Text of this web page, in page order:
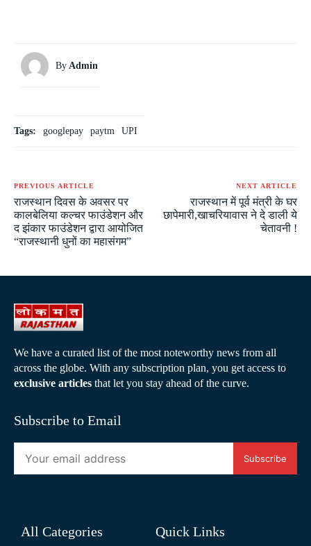
By Admin
Tags: googlepay paytm UPI
PREVIOUS ARTICLE
राजस्थान दिवस के अवसर पर
कालबेलिया कल्चर फाउंडेशन और
द झंकार फाउंडेशन द्वारा आयोजित
“राजस्थानी धुनों का महासंगम”
NEXT ARTICLE
राजस्थान में पूर्व मंत्री के घर
छापेमारी,खाचरियावास ने दे डाली ये
चेतावनी !
We have a curated list of the most noteworthy news from all
across the globe. With any subscription plan, you get access to
exclusive articles that let you stay ahead of the curve.
Subscribe to Email
Subscribe
All Categories Quick Links